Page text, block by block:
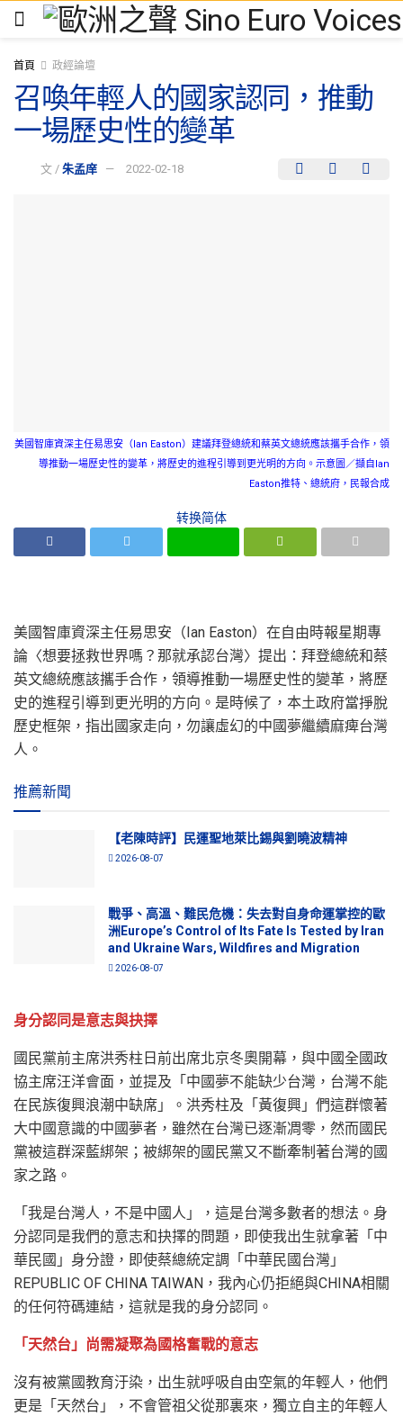
首頁 政經論壇
召喚年輕人的國家認同，推動
一場歷史性的變革
文 / 朱孟庠 2022-02-18
美國智庫資深主任易思安（Ian Easton）建議拜登總統和蔡英文總統應該攜手合作，領
導推動一場歷史性的變革，將歷史的進程引導到更光明的方向。示意圖／擷自Ian
Easton推特、總統府，民報合成
转换简体
美國智庫資深主任易思安（Ian Easton）在自由時報星期專
論〈想要拯救世界嗎？那就承認台灣〉提出：拜登總統和蔡
英文總統應該攜手合作，領導推動一場歷史性的變革，將歷
史的進程引導到更光明的方向。是時候了，本土政府當掙脫
歷史框架，指出國家走向，勿讓虛幻的中國夢繼續麻痺台灣
人。
推薦新聞
【老陳時評】民運聖地萊比錫與劉曉波精神
2026-08-07
戰爭、高溫、難民危機：失去對自身命運掌控的歐
洲Europe’s Control of Its Fate Is Tested by Iran
and Ukraine Wars, Wildfires and Migration
2026-08-07
身分認同是意志與抉擇
國民黨前主席洪秀柱日前出席北京冬奧開幕，與中國全國政
協主席汪洋會面，並提及「中國夢不能缺少台灣，台灣不能
在民族復興浪潮中缺席」。洪秀柱及「黃復興」們這群懷著
大中國意識的中國夢者，雖然在台灣已逐漸凋零，然而國民
黨被這群深藍綁架；被綁架的國民黨又不斷牽制著台灣的國
家之路。
「我是台灣人，不是中國人」，這是台灣多數者的想法。身
分認同是我們的意志和抉擇的問題，即使我出生就拿著「中
華民國」身分證，即使蔡總統定調「中華民國台灣」
REPUBLIC OF CHINA TAIWAN，我內心仍拒絕與CHINA相關
的任何符碼連結，這就是我的身分認同。
「天然台」尚需凝聚為國格奮戰的意志
沒有被黨國教育汙染，出生就呼吸自由空氣的年輕人，他們
更是「天然台」，不會管祖父從那裏來，獨立自主的年輕人